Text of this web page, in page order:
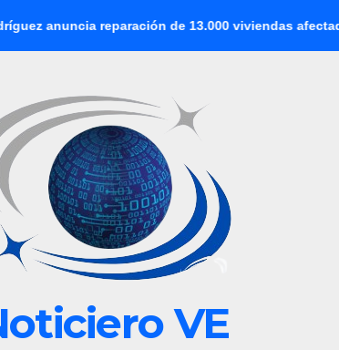
de 13.000 viviendas afectadas por los
VE